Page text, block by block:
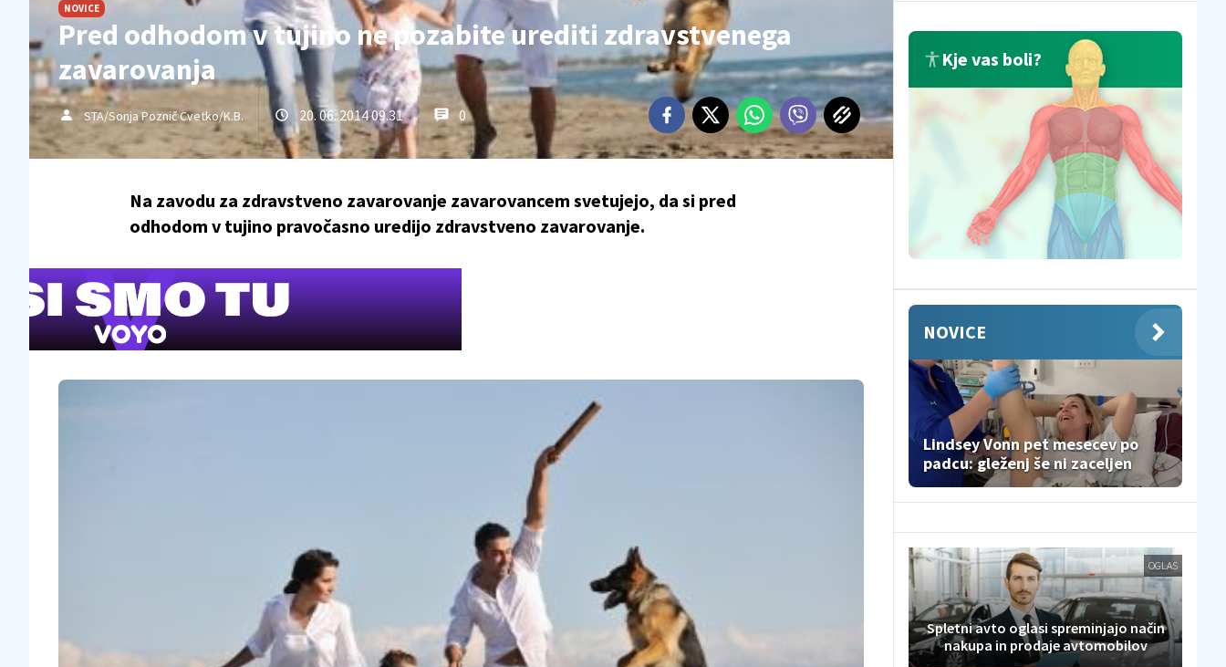
NOVICE
Pred odhodom v tujino ne pozabite urediti zdravstvenega
zavarovanja
STA/Sonja Poznič Cvetko/K.B. 20. 06. 2014 09.31 0
Na zavodu za zdravstveno zavarovanje zavarovancem svetujejo, da si pred
odhodom v tujino pravočasno uredijo zdravstveno zavarovanje.
Kje vas boli?
NOVICE
Lindsey Vonn pet mesecev po
padcu: gleženj še ni zaceljen
OGLAS
Spletni avto oglasi spreminjajo način
nakupa in prodaje avtomobilov